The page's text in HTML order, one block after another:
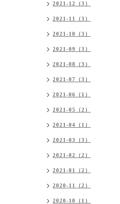
2021-12（3）
2021-11（3）
2021-10（3）
2021-09（3）
2021-08（3）
2021-07（3）
2021-06（1）
2021-05（2）
2021-04（1）
2021-03（3）
2021-02（2）
2021-01（2）
2020-11（2）
2020-10（1）